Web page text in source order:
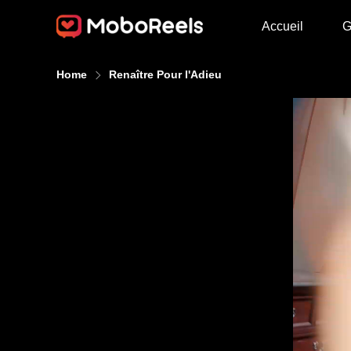
Accueil
Home Renaître Pour l'Adieu